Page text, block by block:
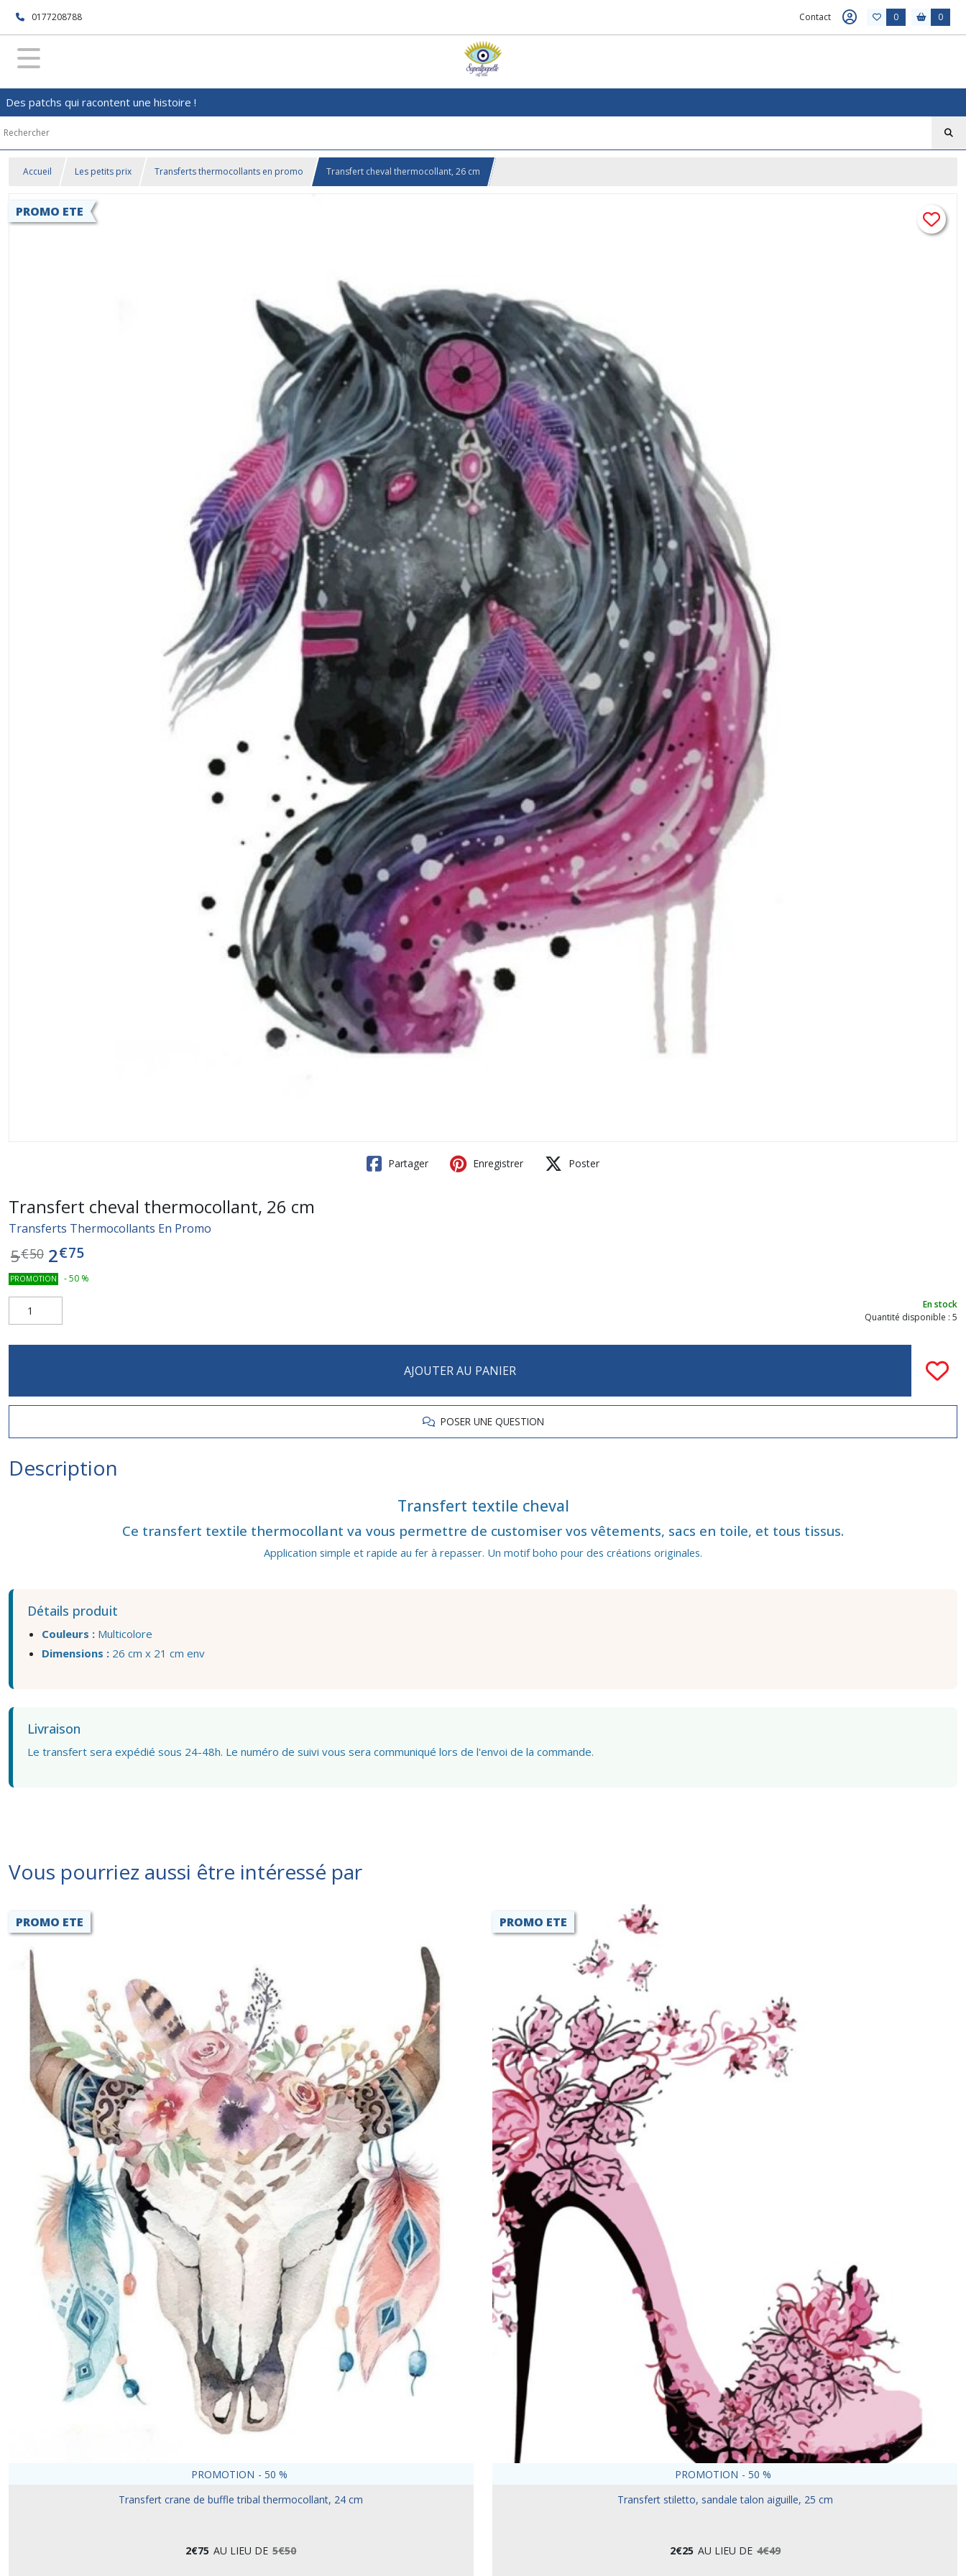
0177208788 Contact 0 0
Des patchs qui racontent une histoire !
Accueil Les petits prix Transferts thermocollants en promo Transfert cheval thermocollant, 26 cm
PROMO ETE
Partager Enregistrer Poster
Transfert cheval thermocollant, 26 cm
Transferts Thermocollants En Promo
5€50 2€75
PROMOTION -50 %
En stock
Quantité disponible : 5
AJOUTER AU PANIER
POSER UNE QUESTION
Description
Transfert textile cheval
Ce transfert textile thermocollant va vous permettre de customiser vos vêtements, sacs en toile, et tous tissus.
Application simple et rapide au fer à repasser. Un motif boho pour des créations originales.
Détails produit
Couleurs : Multicolore
Dimensions : 26 cm x 21 cm env
Livraison
Le transfert sera expédié sous 24-48h. Le numéro de suivi vous sera communiqué lors de l'envoi de la commande.
Vous pourriez aussi être intéressé par
PROMO ETE
PROMOTION - 50 %
Transfert crane de buffle tribal thermocollant, 24 cm
2€75 AU LIEU DE 5€50
PROMO ETE
PROMOTION - 50 %
Transfert stiletto, sandale talon aiguille, 25 cm
2€25 AU LIEU DE 4€49